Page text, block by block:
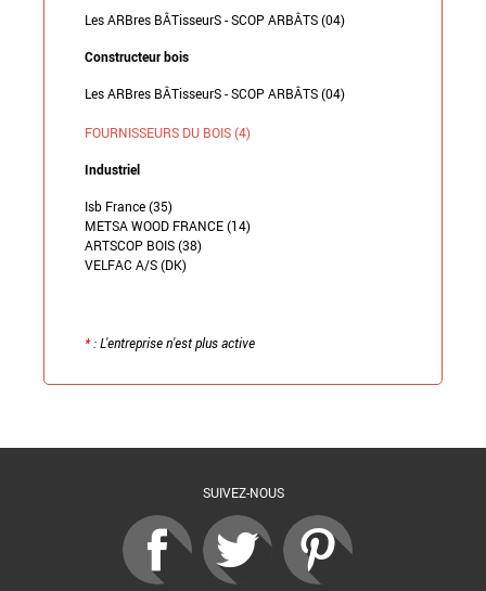
Les ARBres BÂTisseurS - SCOP ARBÂTS (04)
Constructeur bois
Les ARBres BÂTisseurS - SCOP ARBÂTS (04)
FOURNISSEURS DU BOIS (4)
Industriel
Isb France (35)
METSA WOOD FRANCE (14)
ARTSCOP BOIS (38)
VELFAC A/S (DK)
*: L'entreprise n'est plus active
SUIVEZ-NOUS